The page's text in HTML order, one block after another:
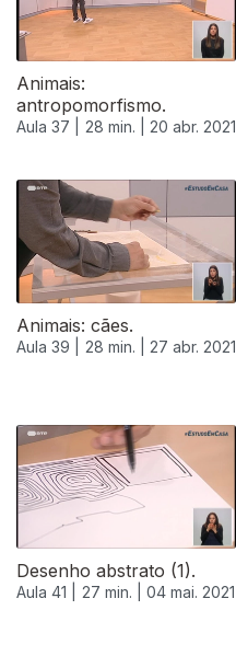
Animais:
antropomorfismo.
Aula 37 | 28 min. | 20 abr. 2021
Animais: cães.
Aula 39 | 28 min. | 27 abr. 2021
Desenho abstrato (1).
Aula 41 | 27 min. | 04 mai. 2021